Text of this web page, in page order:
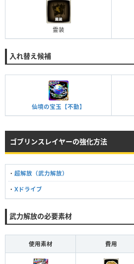
霊装
入れ替え候補
仙境の宝玉【不動】
ゴブリンスレイヤーの強化方法
・ 超解放（武力解放）
・ Xドライブ
武力解放の必要素材
使用素材 費用